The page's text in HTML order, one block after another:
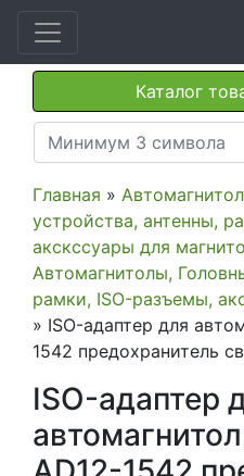
Каталог
Главная »
устройства, антенны,
акскссуары для
Автомагнитолы,
рамки, ISO-разъемы,
» ISO-адаптер для
1542 предохранитель
ISO-адаптер